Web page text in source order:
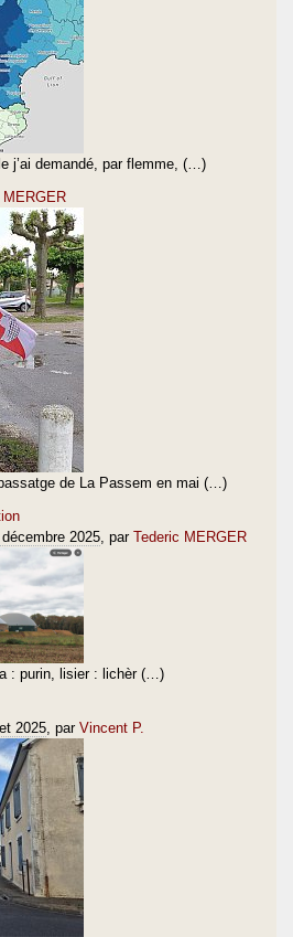
j’ai demandé, par flemme, (…)
MERGER
de La Passem en mai (…)
2025 , par Tederic MERGER
: purin, lisier : lichèr (…)
2025 , par Vincent P.